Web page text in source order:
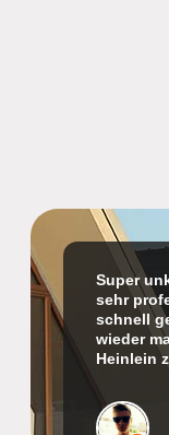
Super
sehr
schnell
wieder
Heinlein